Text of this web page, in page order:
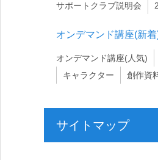
サポートクラブ説明会
オンデマンド講座(新
オンデマンド講座(人気)
キャラクター
創作資
サイトマップ